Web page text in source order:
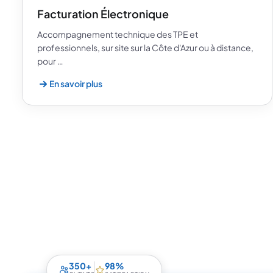
Facturation Électronique
Accompagnement technique des TPE et
professionnels, sur site sur la Côte d'Azur ou à distance,
pour …
En savoir plus
350+ 98%